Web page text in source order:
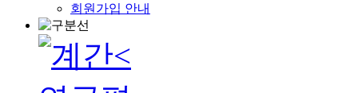
회원가입 안내